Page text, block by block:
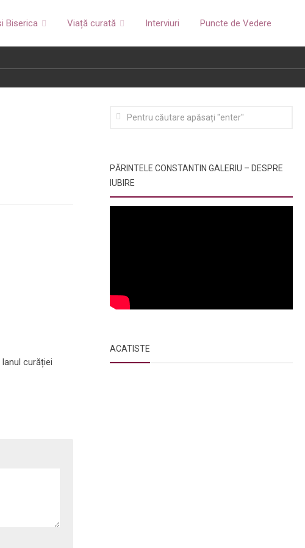
Biserica Viață curată Interviuri Puncte de Vedere
lanul curăției
PĂRINTELE CONSTANTIN GALERIU – DESPRE
IUBIRE
ACATISTE